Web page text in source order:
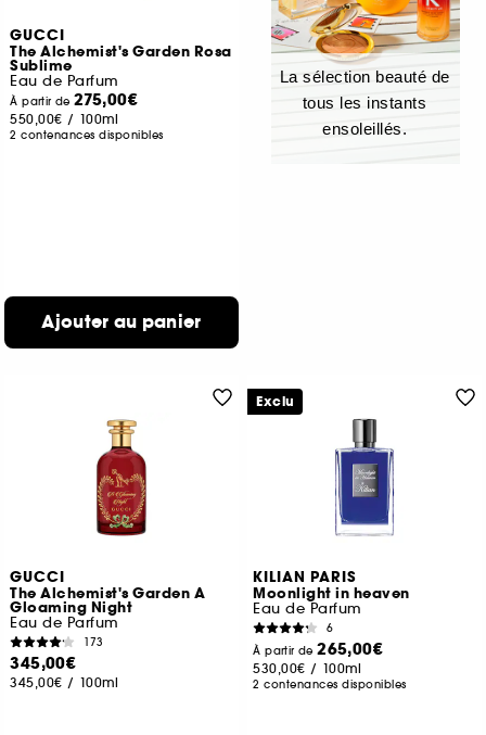
GUCCI
The Alchemist's Garden Rosa
Sublime
Eau de Parfum
À partir de275,00€
550,00€ / 100ml
2 contenances disponibles
Ajouter au panier
La sélection beauté de
tous les instants
ensoleillés.
GUCCI
The Alchemist's Garden A
Gloaming Night
Eau de Parfum
173
345,00€
345,00€ / 100ml
KILIAN PARIS
Moonlight in heaven
Eau de Parfum
6
À partir de265,00€
530,00€ / 100ml
2 contenances disponibles
Exclu